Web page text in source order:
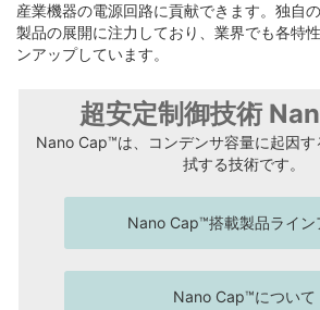
産業機器の電源回路に貢献できます。独自
製品の展開に注力しており、業界でも各特
ンアップしています。
超安定制御技術
Nano Cap™は、コンデンサ容量に起因
拭する技術です。
Nano Cap™搭載製品ライン
Nano Cap™について